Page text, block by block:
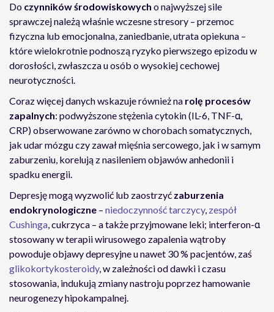
Do czynników środowiskowych o najwyższej sile
sprawczej należą właśnie wczesne stresory – przemoc
fizyczna lub emocjonalna, zaniedbanie, utrata opiekuna –
które wielokrotnie podnoszą ryzyko pierwszego epizodu w
dorosłości, zwłaszcza u osób o wysokiej cechowej
neurotyczności.
Coraz więcej danych wskazuje również na rolę procesów
zapalnych: podwyższone stężenia cytokin (IL-6, TNF-α,
CRP) obserwowane zarówno w chorobach somatycznych,
jak udar mózgu czy zawał mięśnia sercowego, jak i w samym
zaburzeniu, korelują z nasileniem objawów anhedonii i
spadku energii.
Depresję mogą wyzwolić lub zaostrzyć zaburzenia
endokrynologiczne – niedoczynność tarczycy, zespół
Cushinga, cukrzyca – a także przyjmowane leki; interferon-α
stosowany w terapii wirusowego zapalenia wątroby
powoduje objawy depresyjne u nawet 30 % pacjentów, zaś
glikokortykosteroidy, w zależności od dawki i czasu
stosowania, indukują zmiany nastroju poprzez hamowanie
neurogenezy hipokampalnej.